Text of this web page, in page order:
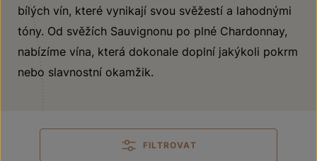
bílých vín, které vynikají svou svěžestí a lahodnými
tóny. Od svěžích Sauvignonu po plné Chardonnay,
nabízíme vína, která dokonale doplní jakýkoli pokrm
nebo slavnostní okamžik.
FILTROVAT